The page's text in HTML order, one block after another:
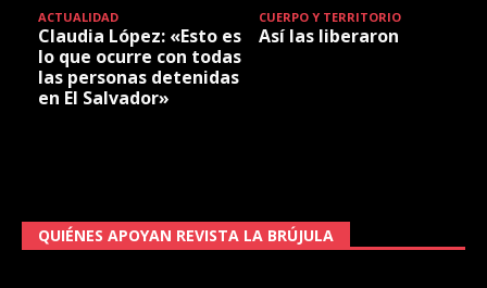
ACTUALIDAD
Claudia López: «Esto es
lo que ocurre con todas
las personas detenidas
en El Salvador»
CUERPO Y TERRITORIO
Así las liberaron
QUIÉNES APOYAN REVISTA LA BRÚJULA